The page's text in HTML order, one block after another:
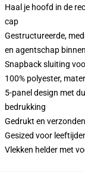
Haal je hoofd in de
cap
Gestructureerde,
en agentschap
Snapback sluiting
100% polyester,
5-panel design met
bedrukking
Gedrukt en
Gesized voor
Vlekken helder met